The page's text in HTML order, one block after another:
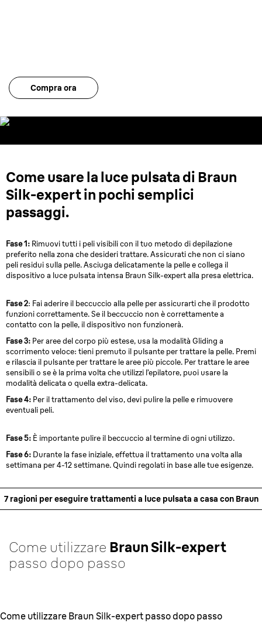
Compra ora
Come usare la luce pulsata di Braun
Silk-expert in pochi semplici
passaggi.
Fase 1: Rimuovi tutti i peli visibili con il tuo metodo di depilazione
preferito nella zona che desideri trattare. Assicurati che non ci siano
peli residui sulla pelle. Asciuga delicatamente la pelle e collega il
dispositivo a luce pulsata intensa Braun Silk-expert alla presa elettrica.
Fase 2: Fai aderire il beccuccio alla pelle per assicurarti che il prodotto
funzioni correttamente. Se il beccuccio non è correttamente a
contatto con la pelle, il dispositivo non funzionerà.
Fase 3: Per aree del corpo più estese, usa la modalità Gliding a
scorrimento veloce: tieni premuto il pulsante per trattare la pelle. Premi
e rilascia il pulsante per trattare le aree più piccole. Per trattare le aree
sensibili o se è la prima volta che utilizzi l’epilatore, puoi usare la
modalità delicata o quella extra-delicata.
Fase 4: Per il trattamento del viso, devi pulire la pelle e rimuovere
eventuali peli.
Fase 5: È importante pulire il beccuccio al termine di ogni utilizzo.
Fase 6: Durante la fase iniziale, effettua il trattamento una volta alla
settimana per 4-12 settimane. Quindi regolati in base alle tue esigenze.
7 ragioni per eseguire trattamenti a luce pulsata a casa con Braun
Come utilizzare Braun Silk-expert
passo dopo passo
Come utilizzare Braun Silk-expert passo dopo passo